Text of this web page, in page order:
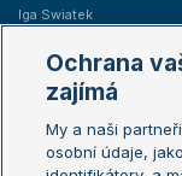
Iga Swiatek
Žebříčky
Žebříček ATP (muži)
Žebříček WTA (ženy)
Ochrana
zajímá
My a naši partneři
osobní údaje,